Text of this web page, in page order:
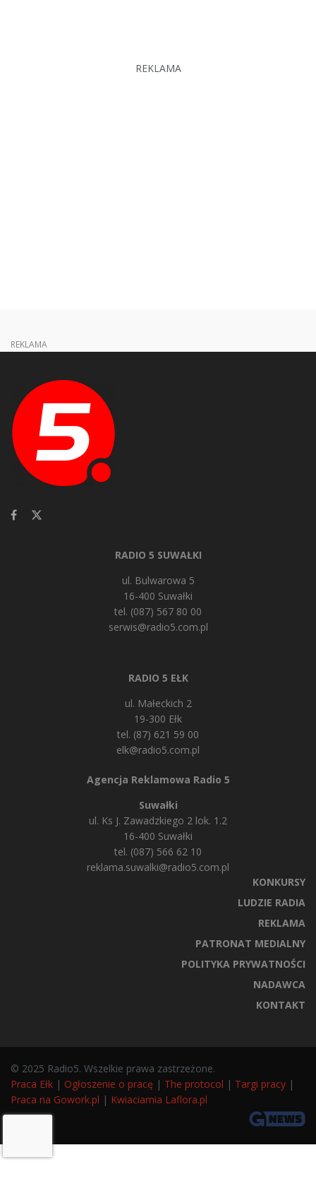
REKLAMA
REKLAMA
RADIO 5 SUWAŁKI
ul. Bulwarowa 5
16-400 Suwałki
tel. (087) 567 80 00
serwis@radio5.com.pl
RADIO 5 EŁK
ul. Małeckich 2
19-300 Ełk
tel. (87) 621 59 00
elk@radio5.com.pl
Agencja Reklamowa Radio 5
Suwałki
ul. Ks J. Zawadzkiego 2 lok. 1.2
16-400 Suwałki
tel. (087) 566 62 10
reklama.suwalki@radio5.com.pl
KONKURSY
LUDZIE RADIA
REKLAMA
PATRONAT MEDIALNY
POLITYKA PRYWATNOŚCI
NADAWCA
KONTAKT
© 2025 Radio5. Wszelkie prawa zastrzeżone.
Praca Ełk | Ogłoszenie o pracę | The protocol | Targi pracy |
Praca na Gowork.pl | Kwiaciarnia Laflora.pl